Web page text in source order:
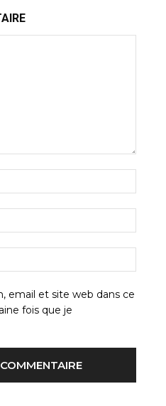
:*
:*
:
email et site web dans ce
fois que je